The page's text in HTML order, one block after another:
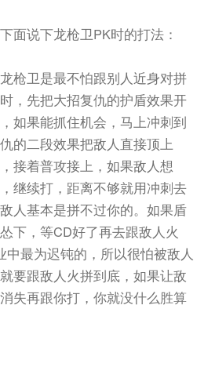
面说下龙枪卫PK时的打法：
枪卫是最不怕跟别人近身对拼
，先把大招复仇的护盾效果开
如果能抓住机会，马上冲刺到
的二段效果把敌人直接顶上
接着普攻接上，如果敌人想
继续打，距离不够就用冲刺去
人基本是拼不过你的。如果盾
下，等CD好了再去跟敌人火
最为迟钝的，所以很怕被敌人
要跟敌人火拼到底，如果让敌
失再跟你打，你就没什么胜算